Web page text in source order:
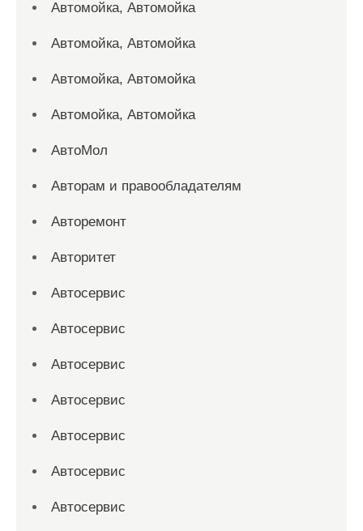
Автомойка, Автомойка
Автомойка, Автомойка
Автомойка, Автомойка
Автомойка, Автомойка
АвтоМол
Авторам и правообладателям
Авторемонт
Авторитет
Автосервис
Автосервис
Автосервис
Автосервис
Автосервис
Автосервис
Автосервис